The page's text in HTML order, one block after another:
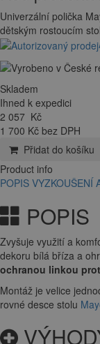
Univerzální polička
dětským rostoucím
Skladem
Ihned k expedici
2 057 Kč
1 700 Kč bez DPH
Přidat do košíku
Product info
POPIS VYZKOUŠENÍ
POPIS
Zvyšuje využití a
dekoru bílá bříza a
ochranou linkou
Montáž je velice
rovné desce stolu